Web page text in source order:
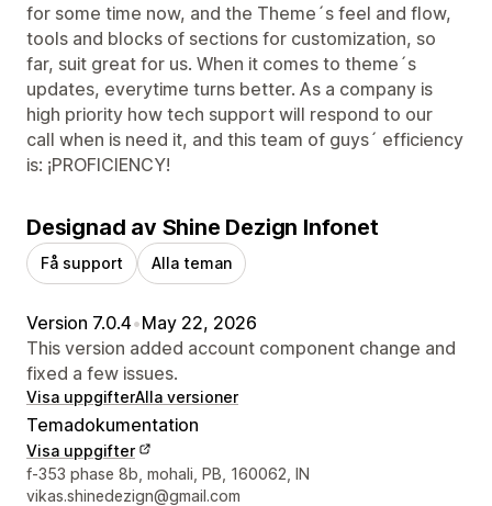
for some time now, and the Theme´s feel and flow,
tools and blocks of sections for customization, so
far, suit great for us. When it comes to theme´s
updates, everytime turns better. As a company is
high priority how tech support will respond to our
call when is need it, and this team of guys´ efficiency
is: ¡PROFICIENCY!
Designad av Shine Dezign Infonet
Få support Alla teman
Version 7.0.4•May 22, 2026
This version added account component change and
fixed a few issues.
Visa uppgifterAlla versioner
Temadokumentation
Visa uppgifter
Designerns kontaktuppgifter
f-353 phase 8b, mohali, PB, 160062, IN
vikas.shinedezign@gmail.com